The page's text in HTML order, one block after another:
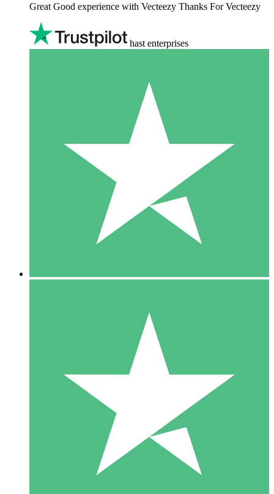
Great Good experience with Vecteezy Thanks For Vecteezy
hast enterprises